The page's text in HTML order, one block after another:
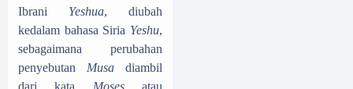
Ibrani Yeshua, diubah
kedalam bahasa Siria Yeshu,
sebagaimana perubahan
penyebutan Musa diambil
dari kata Mosesatau